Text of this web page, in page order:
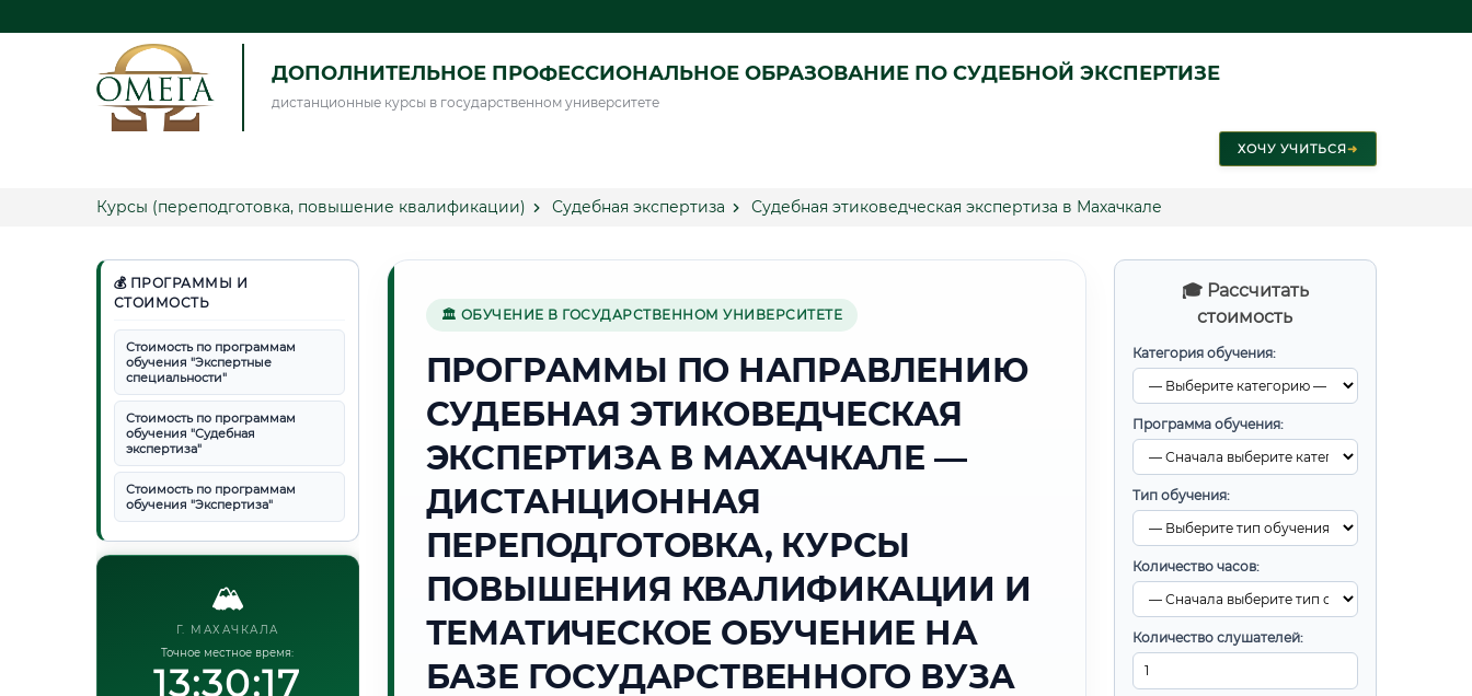
ДОПОЛНИТЕЛЬНОЕ ПРОФЕССИОНАЛЬНОЕ ОБРАЗОВАНИЕ ПО СУДЕБНОЙ ЭКСПЕРТИЗЕ
дистанционные курсы в государственном университете
ХОЧУ УЧИТЬСЯ➜
Курсы (переподготовка, повышение квалификации) Судебная экспертиза Судебная этиковедческая экспертиза в Махачкале
💰 ПРОГРАММЫ И
СТОИМОСТЬ
Стоимость по программам
обучения "Экспертные
специальности"
Стоимость по программам
обучения "Судебная
экспертиза"
Стоимость по программам
обучения "Экспертиза"
🏔️
Г. МАХАЧКАЛА
Точное местное время:
13:30:18
🎓 Рассчитать
стоимость
Категория обучения:
Программа обучения:
Тип обучения:
Количество часов:
Количество слушателей:
🏛 ОБУЧЕНИЕ В ГОСУДАРСТВЕННОМ УНИВЕРСИТЕТЕ
ПРОГРАММЫ ПО НАПРАВЛЕНИЮ
СУДЕБНАЯ ЭТИКОВЕДЧЕСКАЯ
ЭКСПЕРТИЗА В МАХАЧКАЛЕ —
ДИСТАНЦИОННАЯ
ПЕРЕПОДГОТОВКА, КУРСЫ
ПОВЫШЕНИЯ КВАЛИФИКАЦИИ И
ТЕМАТИЧЕСКОЕ ОБУЧЕНИЕ НА
БАЗЕ ГОСУДАРСТВЕННОГО ВУЗА